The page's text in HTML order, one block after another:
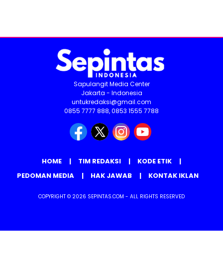
Sapulangit Media Center
Jakarta - Indonesia
untukredaksi@gmail.com
0855 7777 888, 0853 1555 7788
HOME TIM REDAKSI
KODE ETIK
PEDOMAN MEDIA
HAK JAWAB KONTAK IKLAN
COPYRIGHT © 2026 SEPINTAS.COM - ALL RIGHTS RESERVED